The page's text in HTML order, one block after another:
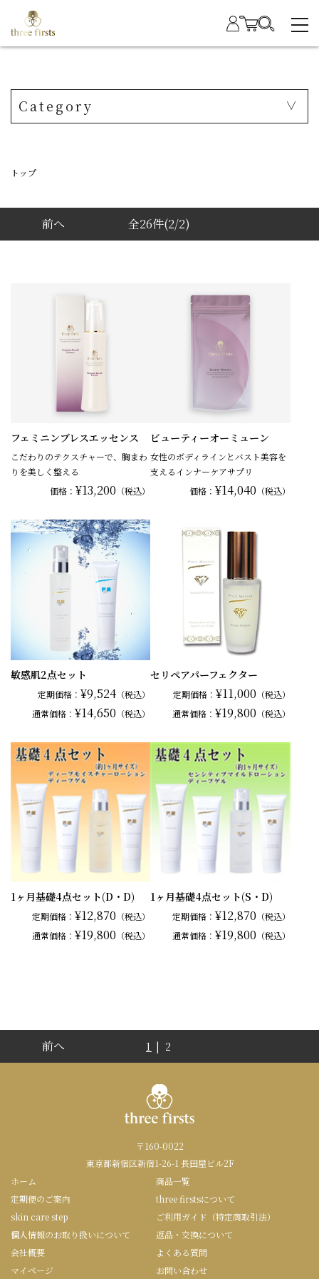
Category
トップ
前へ 全26件(2/2)
フェミニンブレスエッセンス
こだわりのテクスチャーで、胸まわ
りを美しく整える
価格： ¥13,200 （税込）
ビューティーオーミューン
女性のボディラインとバスト美容を
支えるインナーケアサプリ
価格： ¥14,040 （税込）
敏感肌2点セット
定期価格：¥9,524 （税込）
通常価格：¥14,650 （税込）
セリペアパーフェクター
定期価格： ¥11,000 （税込）
通常価格： ¥19,800 （税込）
1ヶ月基礎4点セット(D・D)
定期価格：¥12,870 （税込）
通常価格：¥19,800 （税込）
1ヶ月基礎4点セット(S・D)
定期価格： ¥12,870 （税込）
通常価格： ¥19,800 （税込）
前へ 1 | 2
〒160-0022
東京都新宿区新宿1-26-1 長田屋ビル2F
ホーム
商品一覧
定期便のご案内
three firstsについて
skin care step
ご利用ガイド（特定商取引法）
個人情報のお取り扱いについて
返品・交換について
会社概要
よくある質問
マイページ
お問い合わせ